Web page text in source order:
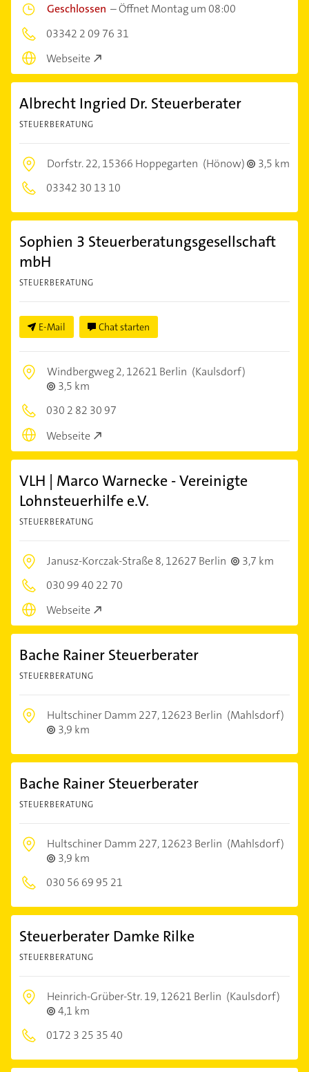
Geschlossen –Öffnet Montag um 08:00
03342 2 09 76 31
Webseite
Albrecht Ingried Dr. Steuerberater
STEUERBERATUNG
Dorfstr. 22,15366 Hoppegarten (Hönow)
3,5 km
03342 30 13 10
Sophien 3 Steuerberatungsgesellschaft
mbH
STEUERBERATUNG
E-Mail Chat starten
Windbergweg 2,12621 Berlin (Kaulsdorf)
3,5 km
030 2 82 30 97
Webseite
VLH | Marco Warnecke - Vereinigte
Lohnsteuerhilfe e.V.
STEUERBERATUNG
Janusz-Korczak-Straße 8,12627 Berlin
3,7 km
030 99 40 22 70
Webseite
Bache Rainer Steuerberater
STEUERBERATUNG
Hultschiner Damm 227,12623 Berlin (Mahlsdorf)
3,9 km
Bache Rainer Steuerberater
STEUERBERATUNG
Hultschiner Damm 227,12623 Berlin (Mahlsdorf)
3,9 km
030 56 69 95 21
Steuerberater Damke Rilke
STEUERBERATUNG
Heinrich-Grüber-Str. 19,12621 Berlin (Kaulsdorf)
4,1 km
0172 3 25 35 40